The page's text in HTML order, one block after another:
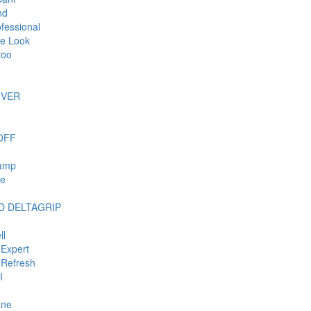
Look
DELTAGRIP